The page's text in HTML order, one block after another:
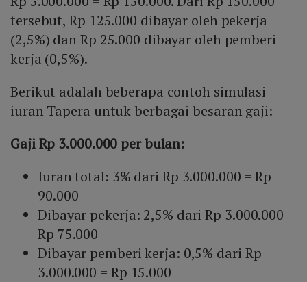
tersebut, Rp 125.000 dibayar oleh pekerja
(2,5%) dan Rp 25.000 dibayar oleh pemberi
kerja (0,5%).
Berikut adalah beberapa contoh simulasi
iuran Tapera untuk berbagai besaran gaji:
Gaji Rp 3.000.000 per bulan:
Iuran total: 3% dari Rp 3.000.000 = Rp
90.000
Dibayar pekerja: 2,5% dari Rp 3.000.000 =
Rp 75.000
Dibayar pemberi kerja: 0,5% dari Rp
3.000.000 = Rp 15.000